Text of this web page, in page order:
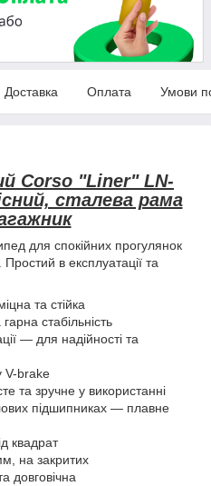
Доставка Оплата Умови
Corso "Liner" LN-
сталева рама
для спокійних прогулянок
в експлуатації та
та стійка
стабільність
— для надійності та
V-brake
та зручне у використанні
підшипниках — плавне
квадрат
на закритих
довговічна